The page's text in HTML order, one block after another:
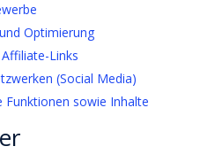
Optimierung
Links
(Social Media)
Funktionen sowie Inhalte